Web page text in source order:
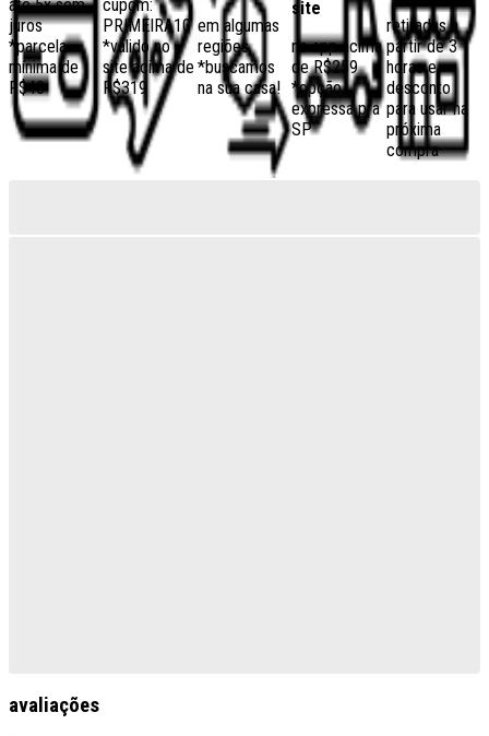
até 5x sem
juros
*parcela
mínima de
R$40
cupom:
PRIMEIRA10
*válido no
site acima de
R$319
em algumas
regiões,
*buscamos
na sua casa!
site
no app acima
de R$259
*opção
expressa pra
SP
retiradas a
partir de 3
horas e
desconto
para usar na
próxima
compra
avaliações